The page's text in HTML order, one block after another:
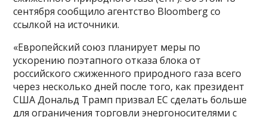
сентября сообщило агентство Bloomberg со
ссылкой на источники.
«Европейский союз планирует меры по
ускорению поэтапного отказа блока от
российского сжиженного природного газа всего
через несколько дней после того, как президент
США Дональд Трамп призвал ЕС сделать больше
для ограничения торговли энергоносителями с